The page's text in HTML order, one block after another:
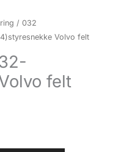
/ 032
Volvo felt
felt